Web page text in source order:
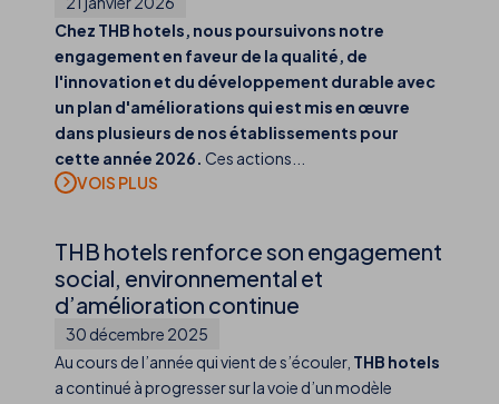
Chez THB hotels, nous poursuivons notre
engagement en faveur de la qualité, de
l'innovation et du développement durable avec
un plan d'améliorations qui est mis en œuvre
dans plusieurs de nos établissements pour
cette année 2026. Ces actions...
THB hotels renforce son engagement
social, environnemental et
d’amélioration continue
30 décembre 2025
Au cours de l’année qui vient de s’écouler, THB hotels
a continué à progresser sur la voie d’un modèle